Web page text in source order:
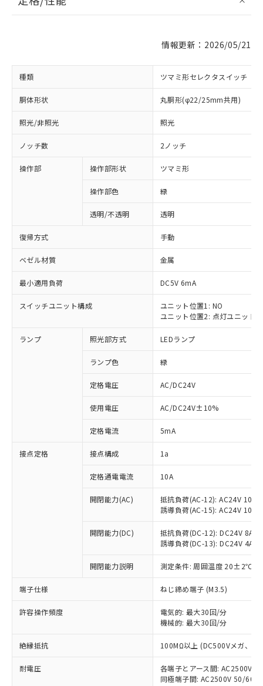
情報更新：2026/05/21
種類 ツマミ形セレクタスイッチ
胴体形状 丸胴形(φ22/25mm共用)
照光/非照光 照光
ノッチ数 2ノッチ
操作部 操作部形状 ツマミ形
操作部色 緑
透明/不透明 透明
復帰方式 手動
ベゼル材質 金属
最小適用負荷 DC5V 6mA
スイッチユニット構成
ユニット位置1: NO
ユニット位置2: 点灯ユニット
ランプ 照光部方式 LEDランプ
ランプ色 緑
定格電圧 AC/DC24V
使用電圧 AC/DC24V±10%
定格電流 5mA
接点定格 接点構成 1a
定格通電電流 10A
開閉能力(AC)
抵抗負荷(AC-12): AC24V 10A/
誘導負荷(AC-15): AC24V
開閉能力(DC)
抵抗負荷(DC-12): DC24V 8A/
誘導負荷(DC-13): DC24V 4A/
開閉能力説明 測定条件: 周囲温度 20±2℃、
端子仕様 ねじ締め端子 (M3.5)
許容操作頻度
電気的: 最大30回/分
機械的: 最大30回/分
絶縁抵抗 100MΩ以上 (DC500Vメガ、点
耐電圧
各端子とアース間: AC2500V
同極端子間: AC2500V 50/
ご利用条件
以下の条件をお読みいただき、同意のうえ
本サービスは、当社制御機器事業取扱
商品の当社在庫状況および標準価格
(税抜)を提供させていただくもので
当社制御機器事業取扱商品の中には、
本サービスの対象外となる商品もある
ことをご了承ください。
在庫状況および標準価格照会結果は、
記載している更新日時点での社内デー
タに基づき作成されるものであり、閲
覧された時点での実際の在庫および標
準価格とは異なる場合があることをご
対応済み：EU RoHS指令（10物質）の
非含有に対応した製品が提供可能な商品で
す。
対応予定：EU RoHS指令（10物質）の非含
有に対応した製品に切り替える予定のある
対応予定なし：EU RoHS指令（10物質）の
非含有に非対応の商品で、対応品を出す予
調査・確認中：EU RoHS指令（10物質）の
非含有の対応状況を調査中または確認中の
非該当品：ライセンス料など無形物で、有
害物質有無と関係のない商品です。
仕入先様の事情により、非含有部品として
いたものが、含有品と判明した場合などや
むを得ず変更することがあります。
*EU RoHS指令（10物質）：
鉛(Pb) 1000ppm以下、 水銀(Hg) 1000ppm以下、 カド
六価クロム(Cr(Ⅵ)) 1000ppm以下、ポリ臭化ビフェニル
類(PBB) 1000ppm以下、ポリ臭化ジフェニルエーテル類
「○」：最大均質材料含有率が中国RoHSの
基準値以下であることを示します。
「×」：最大均質材料含有率が中国RoHSの
基準値を超えていることを示します。
「－」：未確認です。当社販売部門へお問
*中国RoHS10物質の基準値 (GB/T26572)：
Pb(鉛) :1000ppm、 Hg(水銀) : 1000ppm、 Cd(カドミウ
Cr(Ⅵ)(六価クロム) : 1000ppm、 PBBs(ポリ臭化ビフェ
当社は、これら貴社製品のうち、外国
為替および外国貿易法に定める商品
（以下｢規制貨物等」という）を輸出
または国外への提供する場合は、日本
可)を取得するなどの必要な手続きを